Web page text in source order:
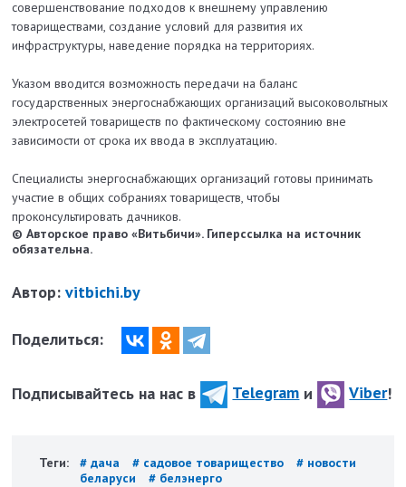
совершенствование подходов к внешнему управлению
товариществами, создание условий для развития их
инфраструктуры, наведение порядка на территориях.
Указом вводится возможность передачи на баланс
государственных энергоснабжающих организаций высоковольтных
электросетей товариществ по фактическому состоянию вне
зависимости от срока их ввода в эксплуатацию.
Специалисты энергоснабжающих организаций готовы принимать
участие в общих собраниях товариществ, чтобы
проконсультировать дачников.
© Авторское право «Витьбичи». Гиперссылка на источник
обязательна.
Автор:vitbichi.by
Поделиться:
Подписывайтесь на нас в Telegram и Viber!
Теги: # дача # садовое товарищество
# новости
беларуси
# белэнерго